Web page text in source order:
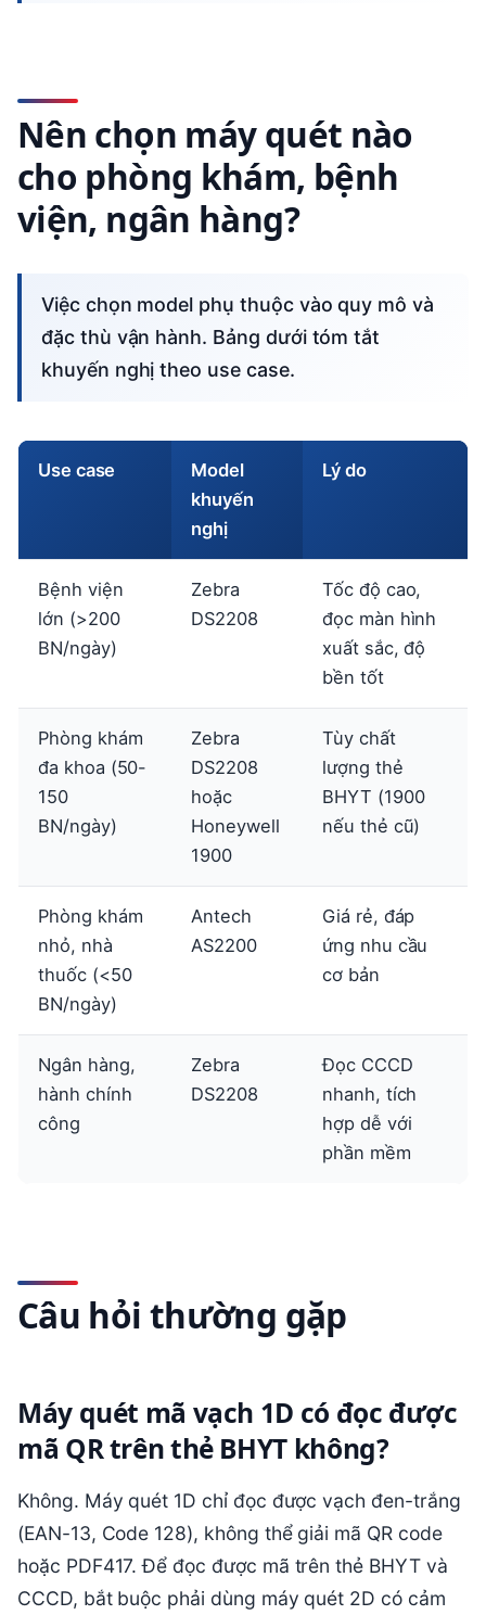
Nên chọn máy quét nào
cho phòng khám, bệnh
viện, ngân hàng?
Việc chọn model phụ thuộc vào quy mô và
đặc thù vận hành. Bảng dưới tóm tắt
khuyến nghị theo use case.
Use case
Model
khuyến
nghị
Lý do
Bệnh viện
lớn (>200
BN/ngày)
Zebra
DS2208
Tốc độ cao,
đọc màn hình
xuất sắc, độ
bền tốt
Phòng khám
đa khoa (50-
150
BN/ngày)
Zebra
DS2208
hoặc
Honeywell
1900
Tùy chất
lượng thẻ
BHYT (1900
nếu thẻ cũ)
Phòng khám
nhỏ, nhà
thuốc (<50
BN/ngày)
Antech
AS2200
Giá rẻ, đáp
ứng nhu cầu
cơ bản
Ngân hàng,
hành chính
công
Zebra
DS2208
Đọc CCCD
nhanh, tích
hợp dễ với
phần mềm
Câu hỏi thường gặp
Máy quét mã vạch 1D có đọc được
mã QR trên thẻ BHYT không?
Không. Máy quét 1D chỉ đọc được vạch đen-trắng
(EAN-13, Code 128), không thể giải mã QR code
hoặc PDF417. Để đọc được mã trên thẻ BHYT và
CCCD, bắt buộc phải dùng máy quét 2D có cảm